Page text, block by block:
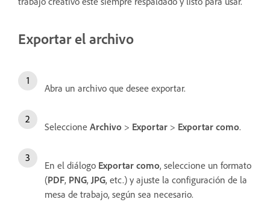
Exportar el archivo
Abra un archivo que desee exportar.
Seleccione Archivo > Exportar > Exportar como.
En el diálogo Exportar como, seleccione un formato
(PDF, PNG, JPG, etc.) y ajuste la configuración de la
mesa de trabajo, según sea necesario.